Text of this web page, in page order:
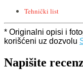
Tehnički list
* Originalni opisi i
korišćeni uz dozvolu
Napišite